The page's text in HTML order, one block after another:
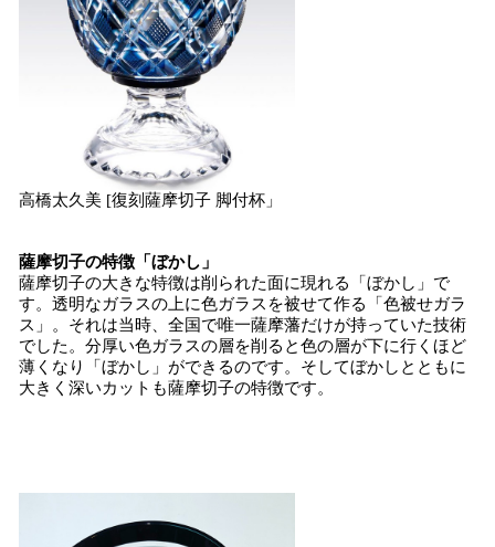
高橋太久美 [復刻薩摩切子 脚付杯」
薩摩切子の特徴「ぼかし」
薩摩切子の大きな特徴は削られた面に現れる「ぼかし」で
す。透明なガラスの上に色ガラスを被せて作る「色被せガラ
ス」。それは当時、全国で唯一薩摩藩だけが持っていた技術
でした。分厚い色ガラスの層を削ると色の層が下に行くほど
薄くなり「ぼかし」ができるのです。そしてぼかしとともに
大きく深いカットも薩摩切子の特徴です。